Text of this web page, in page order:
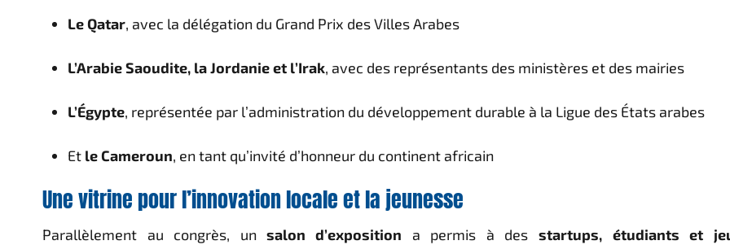
Le Qatar, avec la délégation du Grand Prix des Villes Arabes
L’Arabie Saoudite, la Jordanie et l’Irak, avec des représentants des ministères et des mairies
L’Égypte, représentée par l’administration du développement durable à la Ligue des États arabes
Et le Cameroun, en tant qu’invité d’honneur du continent africain
Une vitrine pour l’innovation locale et la jeunesse
Parallèlement au congrès, un salon d’exposition a permis à des startups, étudiants et